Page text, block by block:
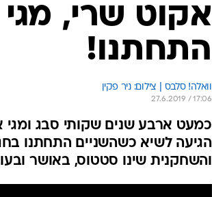
אקוט שרי, מגי
התחתנו!
וואלה! סלבס | צילום: ניר פקין
27.6.2019 / 17:06
כמעט ארבע שנים שקותי סבג ומגי
הגיעה לשיא כשהשניים התחתנו
והשחקנית שינו סטטוס, באושר